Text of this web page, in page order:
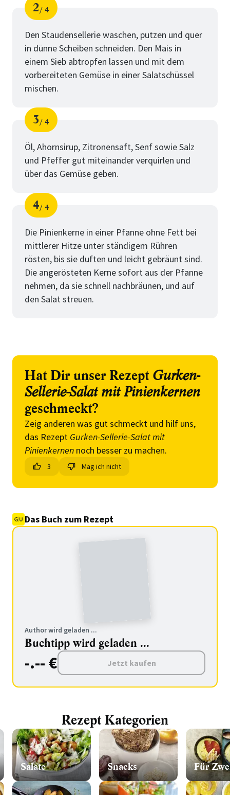
Schritt
2
von
4
Den Staudensellerie waschen, putzen und quer
in dünne Scheiben schneiden. Den Mais in
einem Sieb abtropfen lassen und mit dem
vorbereiteten Gemüse in einer Salatschüssel
mischen.
Schritt
3
von
4
Öl, Ahornsirup, Zitronensaft, Senf sowie Salz
und Pfeffer gut miteinander verquirlen und
über das Gemüse geben.
Schritt
4
von
4
Die Pinienkerne in einer Pfanne ohne Fett bei
mittlerer Hitze unter ständigem Rühren
rösten, bis sie duften und leicht gebräunt sind.
Die angerösteten Kerne sofort aus der Pfanne
nehmen, da sie schnell nachbräunen, und auf
den Salat streuen.
Hat Dir unser Rezept Gurken-
Sellerie-Salat mit Pinienkernen
geschmeckt?
Zeig anderen was gut schmeckt und hilf uns,
das Rezept Gurken-Sellerie-Salat mit
Pinienkernen noch besser zu machen.
3 Mag ich nicht
Das Buch zum Rezept
Author wird geladen ...
Buchtipp wird geladen ...
-.-- € Jetzt kaufen
Rezept Kategorien
Salate Snacks Für